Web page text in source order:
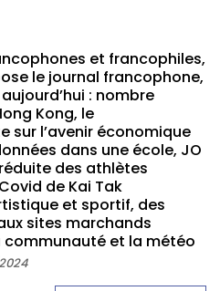
et francophiles,
le journal francophone,
: nombre
Kong, le
sur l’avenir économique
dans une école, JO
des athlètes
de Kai Tak
et sportif, des
sites marchands
et la météo